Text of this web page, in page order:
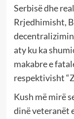
Serbisë dhe
Rrjedhimisht,
aty ku ka
makabre e
respektivisht
Kush më mirë
dinë veteranët